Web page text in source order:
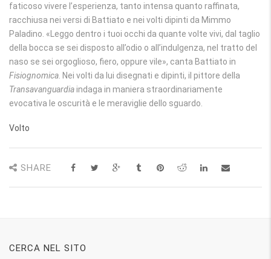
faticoso vivere l’esperienza, tanto intensa quanto raffinata,
racchiusa nei versi di Battiato e nei volti dipinti da Mimmo
Paladino. «Leggo dentro i tuoi occhi da quante volte vivi, dal taglio
della bocca se sei disposto all’odio o all’indulgenza, nel tratto del
naso se sei orgoglioso, fiero, oppure vile», canta Battiato in
Fisiognomica . Nei volti da lui disegnati e dipinti, il pittore della
Transavanguardiaindaga in maniera straordinariamente
evocativa le oscurità e le meraviglie dello sguardo.
Volto
SHARE
CERCA NEL SITO